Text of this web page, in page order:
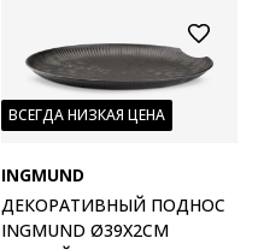
ВСЕГДА НИЗКАЯ ЦЕНА
INGMUND
ДЕКОРАТИВНЫЙ ПОДНОС
INGMUND Ø39X2СМ